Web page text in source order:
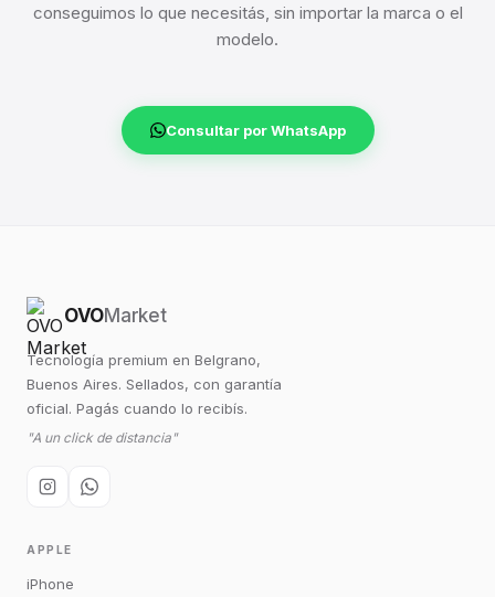
conseguimos lo que necesitás, sin importar la marca o el
modelo.
Consultar por WhatsApp
OVOMarket
Tecnología premium en Belgrano,
Buenos Aires. Sellados, con garantía
oficial. Pagás cuando lo recibís.
"A un click de distancia"
APPLE
iPhone